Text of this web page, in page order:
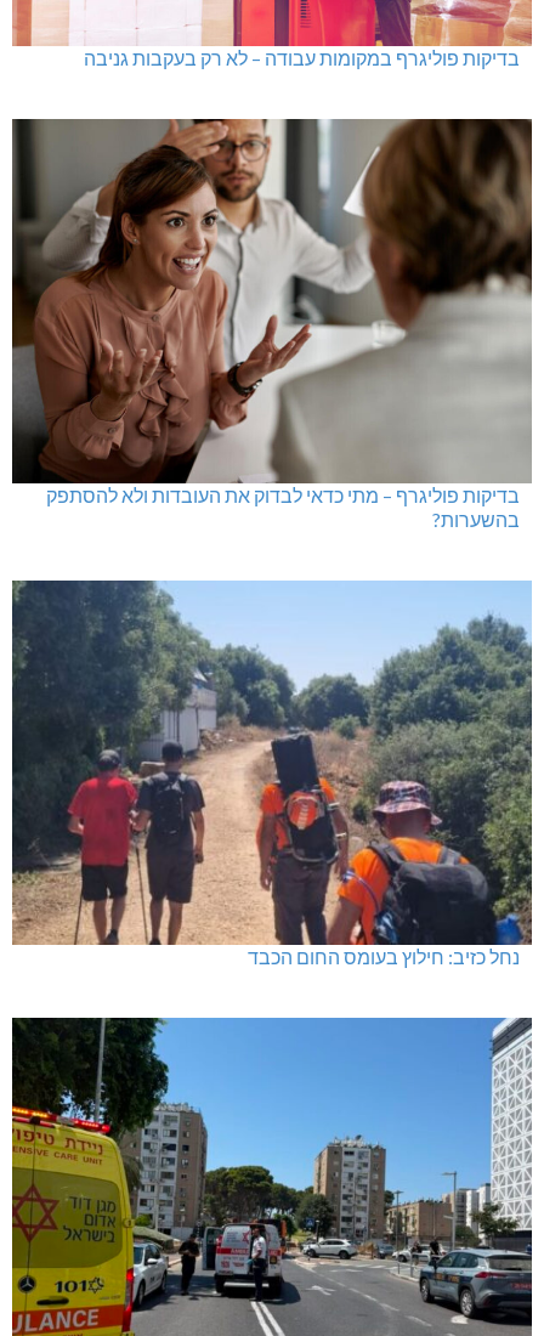
בדיקות פוליגרף במקומות עבודה – לא רק בעקבות גניבה
בדיקות פוליגרף – מתי כדאי לבדוק את העובדות ולא להסתפק
בהשערות?
נחל כזיב: חילוץ בעומס החום הכבד